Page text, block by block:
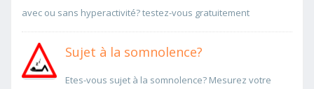
avec ou sans hyperactivité? testez-vous gratuitement
Sujet à la somnolence?
Etes-vous sujet à la somnolence? Mesurez votre